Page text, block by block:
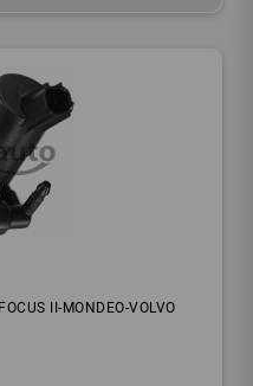
II-MONDEO-VOLVO